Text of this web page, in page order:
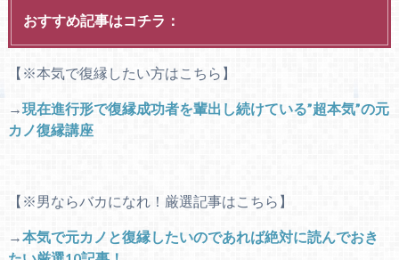
おすすめ記事はコチラ：
【※本気で復縁したい方はこちら】
→現在進行形で復縁成功者を輩出し続けている”超本気”の元
カノ復縁講座
【※男ならバカになれ！厳選記事はこちら】
→本気で元カノと復縁したいのであれば絶対に読んでおき